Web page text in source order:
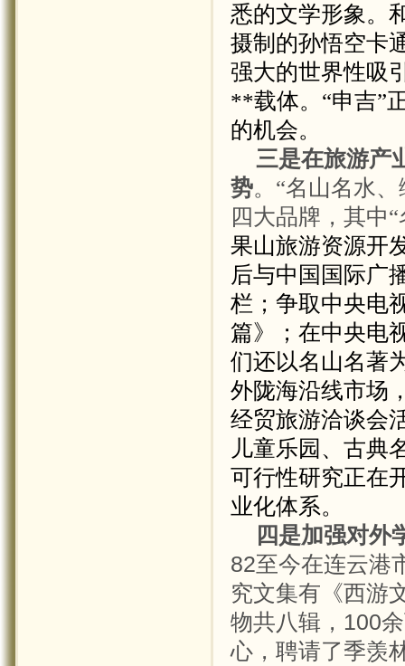
悉的文学形象。
摄制的孙悟空卡
强大的世界性吸
**载体。 “申吉”
的机会。
三是在旅游产
势。“名山名水
四大品牌，其中
果山旅游资源开
后与中国国际
栏；争取中央电
篇》；在中央电
们还以名山名著
外陇海沿线市场
经贸旅游洽谈会
儿童乐园、古典
可行性研究正在
业化体系。
四是加强对外
82至今在连云港
究文集有《西游
物共八辑， 100
心，聘请了季羡